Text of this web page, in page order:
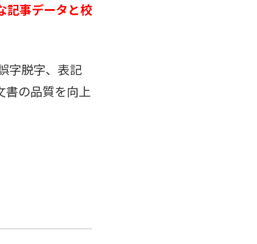
記事データと校
字脱字、表記
書の品質を向上